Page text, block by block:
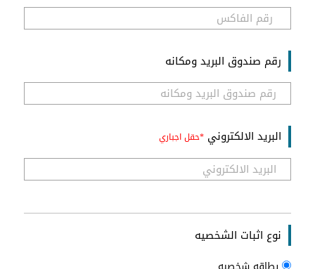
رقم صندوق البريد ومكانه
البريد الالكتروني
نوع اثبات الشخصيه